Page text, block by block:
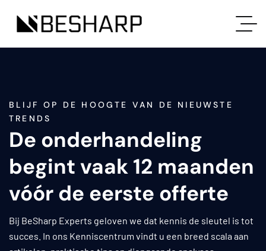
BLIJF OP DE HOOGTE VAN DE NIEUWSTE
TRENDS
De onderhandeling
begint vaak 12 maanden
vóór de eerste offerte
Bij BeSharp Experts geloven we dat kennis de sleutel is tot
succes. In ons Kenniscentrum vindt u een breed scala aan